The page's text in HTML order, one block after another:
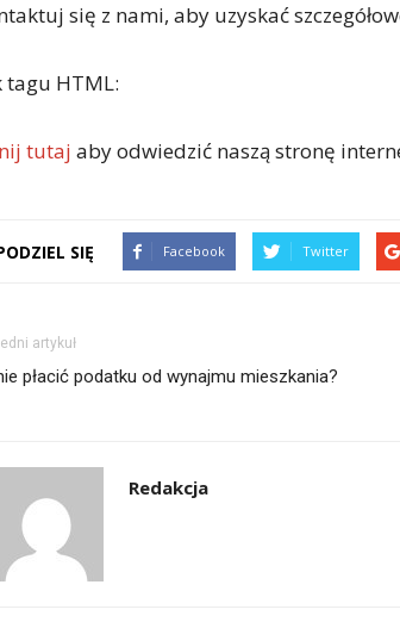
się z nami, aby uzyskać
tagu HTML:
tutaj aby odwiedzić naszą stronę
SIĘ Facebook Twitter
artykuł
płacić podatku od wynajmu mieszkania?
Redakcja